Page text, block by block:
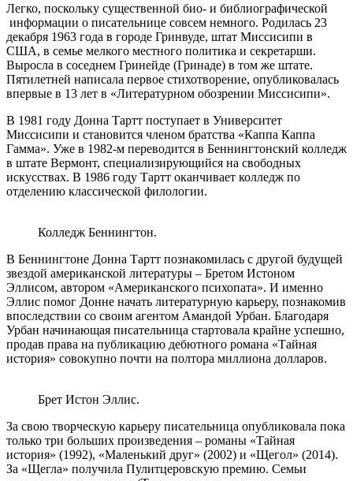
Легко, поскольку существенной био- и библиографической
информации о писательнице совсем немного. Родилась 23
декабря 1963 года в городе Гринвуде, штат Миссисипи в
США, в семье мелкого местного политика и секретарши.
Выросла в соседнем Гринейде (Гринаде) в том же штате.
Пятилетней написала первое стихотворение, опубликовалась
впервые в 13 лет в «Литературном обозрении Миссисипи».
В 1981 году Донна Тартт поступает в Университет
Миссисипи и становится членом братства «Каппа Каппа
Гамма». Уже в 1982-м переводится в Беннингтонский колледж
в штате Вермонт, специализирующийся на свободных
искусствах. В 1986 году Тартт оканчивает колледж по
отделению классической филологии.
Колледж Беннингтон.
В Беннингтоне Донна Тартт познакомилась с другой будущей
звездой американской литературы – Бретом Истоном
Эллисом, автором «Американского психопата». И именно
Эллис помог Донне начать литературную карьеру, познакомив
впоследствии со своим агентом Амандой Урбан. Благодаря
Урбан начинающая писательница стартовала крайне успешно,
продав права на публикацию дебютного романа «Тайная
история» совокупно почти на полтора миллиона долларов.
Брет Истон Эллис.
За свою творческую карьеру писательница опубликовала пока
только три больших произведения – романы «Тайная
история» (1992), «Маленький друг» (2002) и «Щегол» (2014).
За «Щегла» получила Пулитцеровскую премию. Семьи